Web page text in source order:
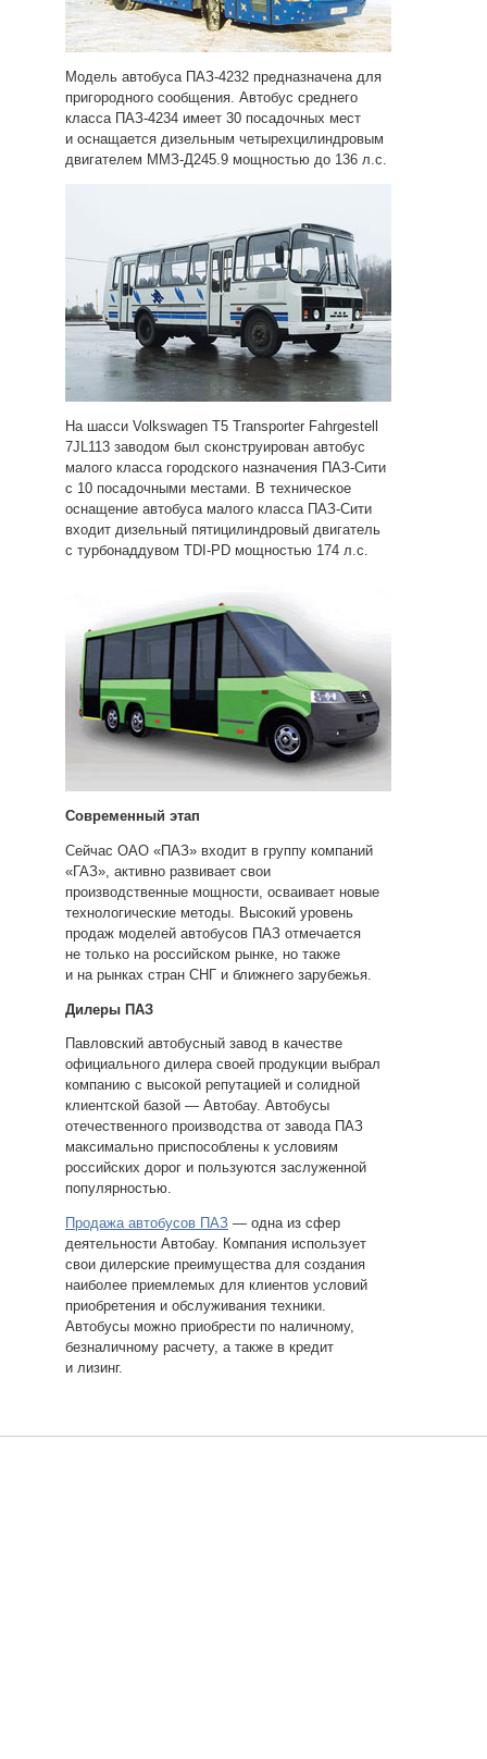
Модель автобуса ПАЗ-4232 предназначена для
пригородного сообщения. Автобус среднего
класса ПАЗ-4234 имеет 30 посадочных мест
и оснащается дизельным четырехцилиндровым
двигателем ММЗ-Д245.9 мощностью до 136 л.с.
На шасси Volkswagen T5 Transporter Fahrgestell
7JL113 заводом был сконструирован автобус
малого класса городского назначения ПАЗ-Сити
с 10 посадочными местами. В техническое
оснащение автобуса малого класса ПАЗ-Сити
входит дизельный пятицилиндровый двигатель
с турбонаддувом TDI-PD мощностью 174 л.с.
Современный этап
Сейчас ОАО «ПАЗ» входит в группу компаний
«ГАЗ», активно развивает свои
производственные мощности, осваивает новые
технологические методы. Высокий уровень
продаж моделей автобусов ПАЗ отмечается
не только на российском рынке, но также
и на рынках стран СНГ и ближнего зарубежья.
Дилеры ПАЗ
Павловский автобусный завод в качестве
официального дилера своей продукции выбрал
компанию с высокой репутацией и солидной
клиентской базой — Автобау. Автобусы
отечественного производства от завода ПАЗ
максимально приспособлены к условиям
российских дорог и пользуются заслуженной
популярностью.
Продажа автобусов ПАЗ — одна из сфер
деятельности Автобау. Компания использует
свои дилерские преимущества для создания
наиболее приемлемых для клиентов условий
приобретения и обслуживания техники.
Автобусы можно приобрести по наличному,
безналичному расчету, а также в кредит
и лизинг.